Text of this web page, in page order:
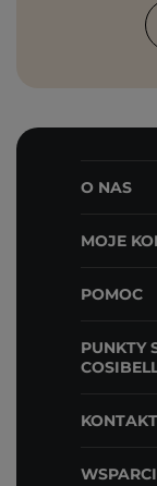
O NAS
MOJE
POMOC
PUNKTY
KONTAKT